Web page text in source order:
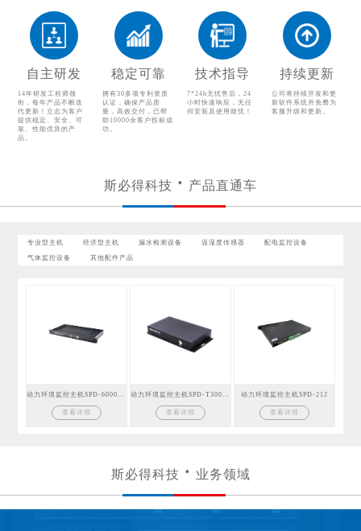
配电监控设备
气体监控设备
其他配件产品
自主研发
14年研发工程师领
衔，每年产品不断迭
代更新！立志为客户
提供稳定、安全、可
靠、性能优异的产
品。
稳定可靠
拥有30多项专利资质
认证，确保产品质
量，高效交付，已帮
助10000余客户投标成
功。
技术指导
7*24h无忧售后，24
小时快速响应，无任
何安装及使用烦忧！
持续更新
公司将持续开发和更
新软件系统并免费为
客服升级和更新。
斯必得科技 产品直通车
专业型主机 经济型主机 漏水检测设备 温湿度传感器 配电监控设备
气体监控设备 其他配件产品
查看详情 查看详情
动力环境监控主机SPD-212
查看详情
斯必得科技 业务领域